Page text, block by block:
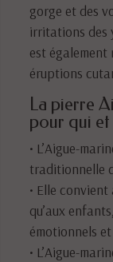
gorge et des
irritations des
est également
éruptions
La pierre
pour qui et
• L’Aigue-
traditionnelle
• Elle convient
qu’aux
émotionnels
• L’Aigue-